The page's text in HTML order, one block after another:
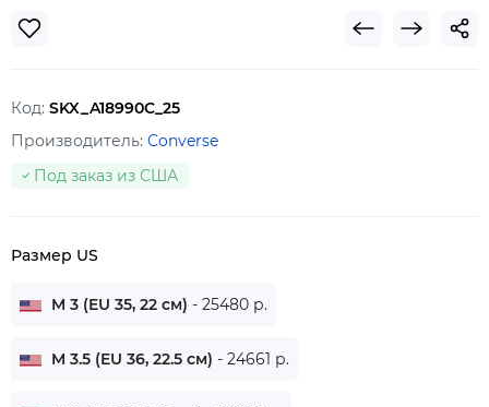
Код: SKX_A18990C_25
Производитель: Converse
Под заказ из США
Размер US
M 3 (EU 35, 22 см) - 25480 р.
M 3.5 (EU 36, 22.5 см) - 24661 р.